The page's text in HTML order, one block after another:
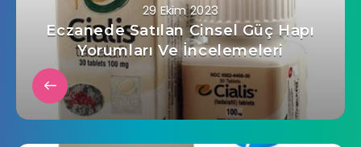
29 Ekim 2023
Eczanede Satılan Cinsel Güç Hapı
Yorumları Ve İncelemeleri